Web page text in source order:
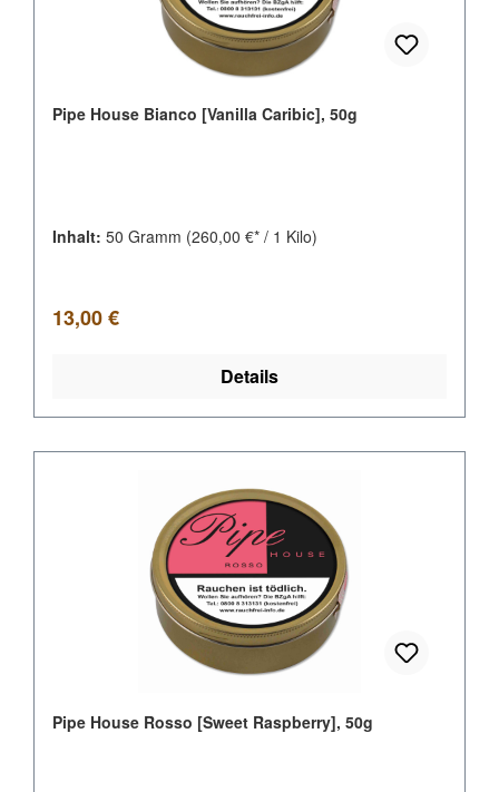
Pipe House Bianco [Vanilla Caribic], 50g
Inhalt: 50 Gramm (260,00 €* / 1 Kilo)
Regulärer Preis:
13,00 €
Details
Pipe House Rosso [Sweet Raspberry], 50g